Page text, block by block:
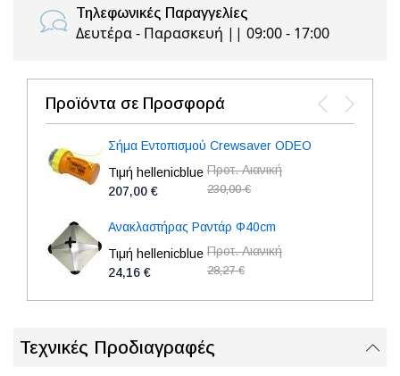
Τηλεφωνικές Παραγγελίες
Δευτέρα - Παρασκευή || 09:00 - 17:00
Προϊόντα σε Προσφορά
Σήμα Εντοπισμού Crewsaver ODEO
Τιμή hellenicblue
207,00 €
Προτ. Λιανική
230,00 €
Ανακλαστήρας Ραντάρ Φ40cm
Τιμή hellenicblue
24,16 €
Προτ. Λιανική
28,27 €
Τεχνικές Προδιαγραφές